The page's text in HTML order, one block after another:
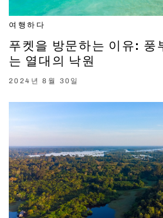
여행하다
푸켓을 방문하는 이유: 풍
는 열대의 낙원
2024년 8월 30일